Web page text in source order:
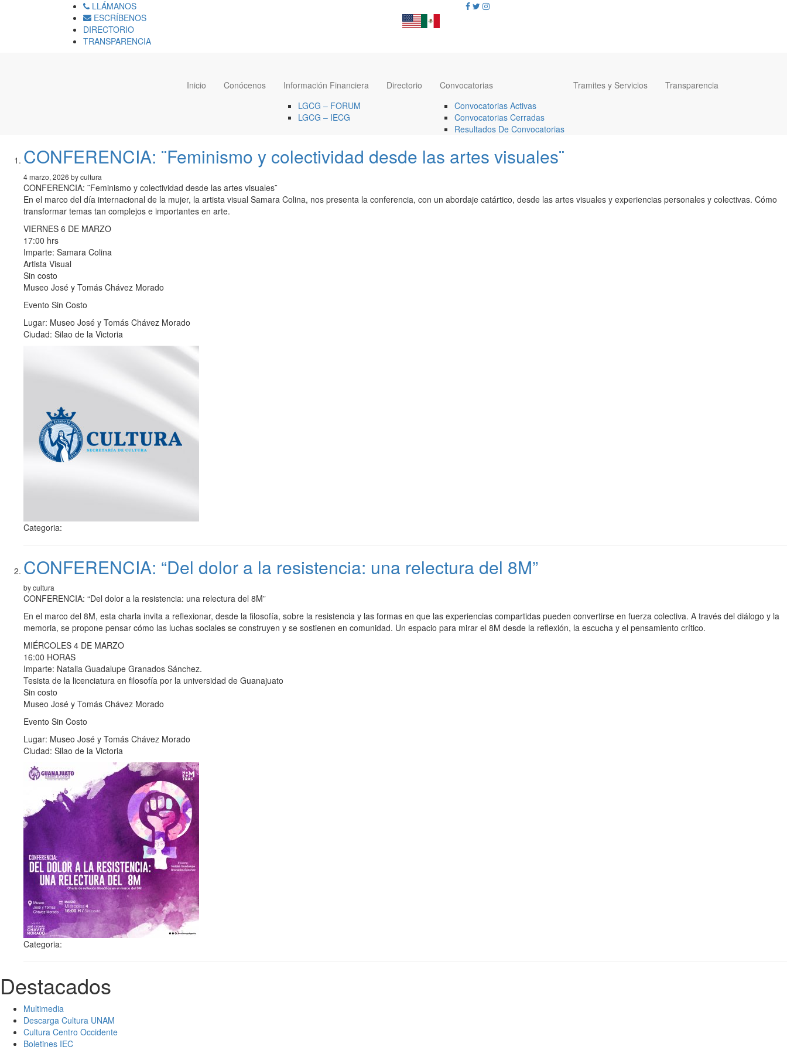
LLÁMANOS
ESCRÍBENOS
DIRECTORIO
TRANSPARENCIA
Inicio Conócenos
Información Financiera
LGCG – FORUM
LGCG – IECG
Directorio
Convocatorias
Convocatorias Activas
Convocatorias Cerradas
Resultados De Convocatorias
Tramites y Servicios Transparencia
CONFERENCIA: ¨Feminismo y colectividad desde las artes visuales¨
4 marzo, 2026 by cultura
CONFERENCIA: ¨Feminismo y colectividad desde las artes visuales¨
En el marco del día internacional de la mujer, la artista visual Samara Colina, nos presenta la conferencia, con un abordaje catártico, desde las artes visuales y experiencias personales y colectivas. Cómo
transformar temas tan complejos e importantes en arte.
VIERNES 6 DE MARZO
17:00 hrs
Imparte: Samara Colina
Artista Visual
Sin costo
Museo José y Tomás Chávez Morado
Evento Sin Costo
Lugar: Museo José y Tomás Chávez Morado
Ciudad: Silao de la Victoria
Categoria:
CONFERENCIA: “Del dolor a la resistencia: una relectura del 8M”
by cultura
CONFERENCIA: “Del dolor a la resistencia: una relectura del 8M”
En el marco del 8M, esta charla invita a reflexionar, desde la filosofía, sobre la resistencia y las formas en que las experiencias compartidas pueden convertirse en fuerza colectiva. A través del diálogo y la
memoria, se propone pensar cómo las luchas sociales se construyen y se sostienen en comunidad. Un espacio para mirar el 8M desde la reflexión, la escucha y el pensamiento crítico.
MIÉRCOLES 4 DE MARZO
16:00 HORAS
Imparte: Natalia Guadalupe Granados Sánchez.
Tesista de la licenciatura en filosofía por la universidad de Guanajuato
Sin costo
Museo José y Tomás Chávez Morado
Evento Sin Costo
Lugar: Museo José y Tomás Chávez Morado
Ciudad: Silao de la Victoria
Categoria:
Destacados
Multimedia
Descarga Cultura UNAM
Cultura Centro Occidente
Boletines IEC